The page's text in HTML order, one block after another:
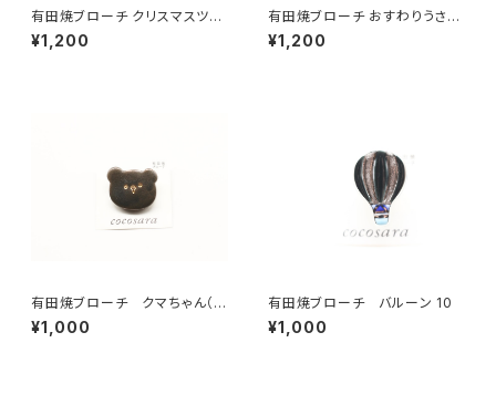
有田焼ブローチ クリスマスツリ
ー 4
¥1,200
有田焼ブローチ おすわりうさぎ
（紫）
¥1,200
有田焼ブローチ クマちゃん（ク
ロ）
¥1,000
有田焼ブローチ バルーン 10
¥1,000